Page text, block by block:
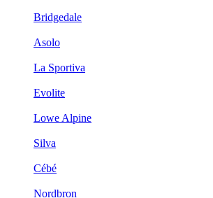
Bridgedale
Asolo
La Sportiva
Evolite
Lowe Alpine
Silva
Cébé
Nordbron